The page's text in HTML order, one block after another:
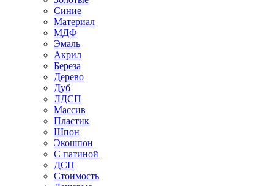
Синие
Материал
МДФ
Эмаль
Акрил
Береза
Дерево
Дуб
ЛДСП
Массив
Пластик
Шпон
Экошпон
С патиной
ДСП
Стоимость